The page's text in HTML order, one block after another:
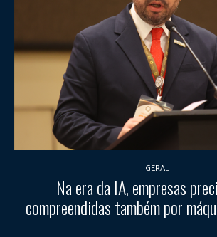
GERAL
Na era da IA, empresas
compreendidas também por